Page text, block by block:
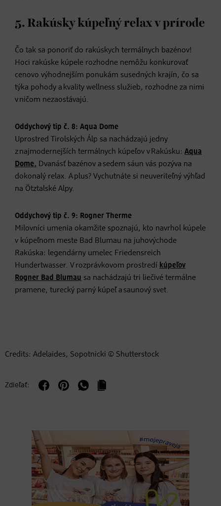
5. Rakúsky kúpeľný relax v prírode
Čo tak sa ponoriť do rakúskych termálnych bazénov!
Hoci rakúske kúpele rozhodne nemôžu konkurovať
cenovo výhodnejším ponukám susedných krajín, čo sa
týka pohody a kvality wellness služieb, rozhodne za nimi
v ničom nezaostávajú.
Oddychový tip č. 8: Aqua Dome
Uprostred Tirolských Álp sa nachádzajú jedny
z najmodernejších termálnych kúpeľov v Rakúsku: Aqua
Dome. Dvanásť bazénov a sedem sáun vás pozýva na
dokonalý relax. A plus? Vychutnáte si neuveriteľný výhľad
na Ötztalské Alpy.
Oddychový tip č. 9: Rogner Therme
Milovníci umenia okamžite spoznajú, kto navrhol kúpele
v kúpeľnom meste Bad Blumau na juhovýchode
Rakúska: legendárny umelec Friedensreich
Hundertwasser. V rozprávkovom prostredí kúpeľov
Rogner Bad Blumau sa nachádzajú tri liečivé termálne
pramene, turecký parný kúpeľ a saunový svet.
Credits: Adelaides, Sopotnicki © Shutterstock
Zdieľať: